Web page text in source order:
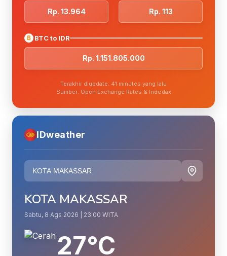
Rp. 13.964 Rp. 113
₿ BTC to IDR
Rp. 1.151.805.000
Terakhir diupdate: 41 minutes yang lalu
Sumber: Open Exchange Rates & Indodax
IDweather
KOTA MAKASSAR
Sabtu, 8 Ags 2026 | 23.00 WITA
27°C